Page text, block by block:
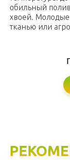
обильный
хвоей.
тканью или